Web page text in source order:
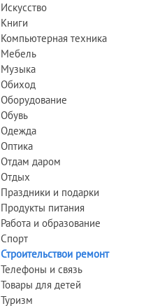
Искусство
Книги
Компьютерная техника
Мебель
Музыка
Обиход
Оборудование
Обувь
Одежда
Оптика
Отдам даром
Отдых
Праздники и подарки
Продукты питания
Работа и образование
Спорт
Строительствои ремонт
Телефоны и связь
Товары для детей
Туризм